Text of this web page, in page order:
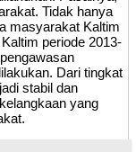
Tidak hanya
masyarakat Kaltim
periode 2013-
Dari tingkat
stabil dan
yang